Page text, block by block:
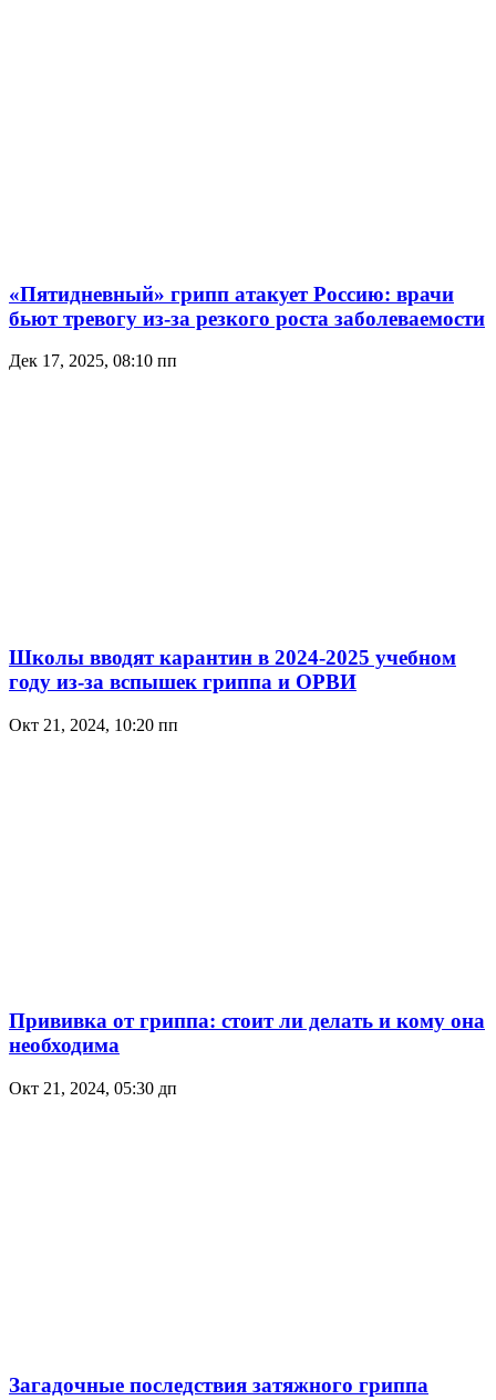
«Пятидневный» грипп атакует Россию: врачи
бьют тревогу из-за резкого роста заболеваемости
Дек 17, 2025, 08:10 пп
Школы вводят карантин в 2024-2025 учебном
году из-за вспышек гриппа и ОРВИ
Окт 21, 2024, 10:20 пп
Прививка от гриппа: стоит ли делать и кому она
необходима
Окт 21, 2024, 05:30 дп
Загадочные последствия затяжного гриппа